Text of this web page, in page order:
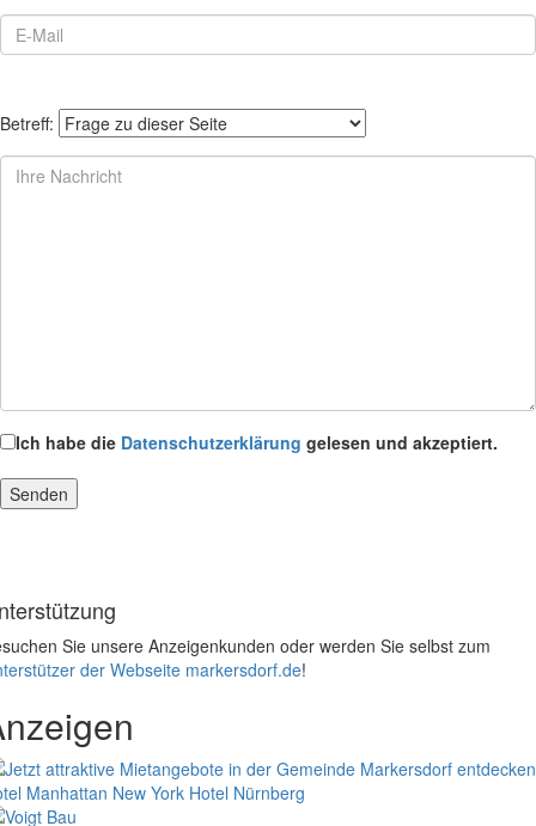
Betreff:
Ich habe die Datenschutzerklärung gelesen und akzeptiert.
Sie unsere Anzeigenkunden oder werden Sie selbst zum
der Webseite markersdorf.de!
Manhattan New York Hotel Nürnberg